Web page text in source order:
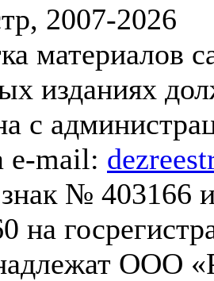
2007-2026
материалов
изданиях
с
е-mail:
№ 403166
на
ООО